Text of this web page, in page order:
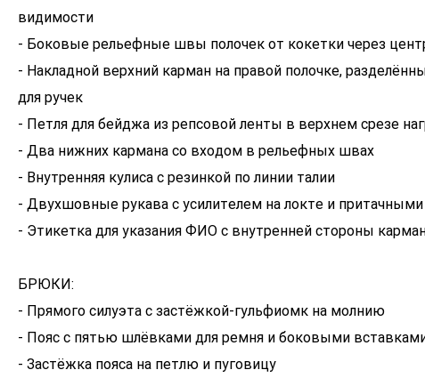
видимости
- Боковые рельефные швы полочек от кокетки через
- Накладной верхний карман на правой полочке,
для ручек
- Петля для бейджа из репсовой ленты в верхнем срезе
- Два нижних кармана со входом в рельефных швах
- Внутренняя кулиса с резинкой по линии талии
- Двухшовные рукава с усилителем на локте и
- Этикетка для указания ФИО с внутренней стороны
БРЮКИ:
- Прямого силуэта с застёжкой-гульфиомк на молнию
- Пояс с пятью шлёвками для ремня и боковыми
- Застёжка пояса на петлю и пуговицу